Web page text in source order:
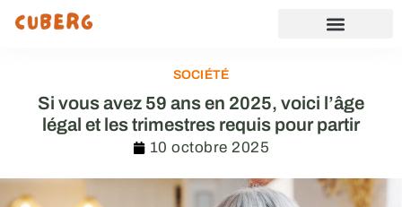
SOCIÉTÉ
Si vous avez 59 ans en 2025, voici l’âge
légal et les trimestres requis pour partir
10 octobre 2025